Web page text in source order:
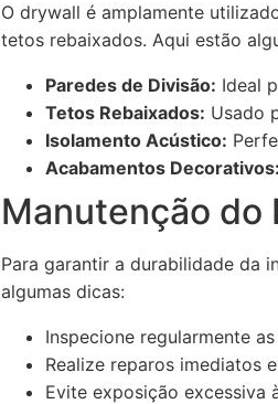
O drywall é amplamente
tetos rebaixados. Aqui estão
Paredes de Divisão: Ideal
Tetos Rebaixados: Usado
Isolamento Acústico:
Acabamentos Decorativos:
Manutenção do
Para garantir a durabilidade da
algumas dicas:
Inspecione regularmente
Realize reparos imediatos
Evite exposição excessiva